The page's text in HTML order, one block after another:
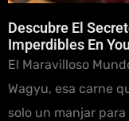
Descubre El
Imperdibles En
El Maravilloso
Wagyu, esa carne
solo un manjar